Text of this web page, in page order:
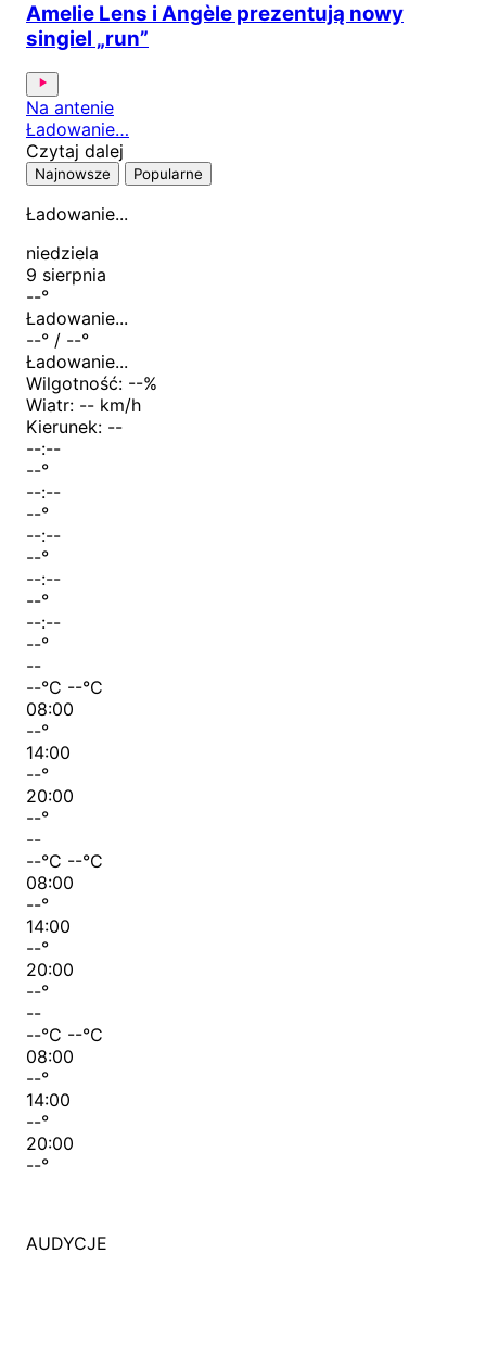
Amelie Lens i Angèle prezentują nowy
singiel „run”
Na antenie
Ładowanie…
Czytaj dalej
Najnowsze Popularne
Ładowanie...
niedziela
9 sierpnia
--°
Ładowanie...
--° / --°
Ładowanie...
Wilgotność: --%
Wiatr: -- km/h
Kierunek: --
--:--
--°
--:--
--°
--:--
--°
--:--
--°
--:--
--°
--
--°C --°C
08:00
--°
14:00
--°
20:00
--°
--
--°C --°C
08:00
--°
14:00
--°
20:00
--°
--
--°C --°C
08:00
--°
14:00
--°
20:00
--°
AUDYCJE